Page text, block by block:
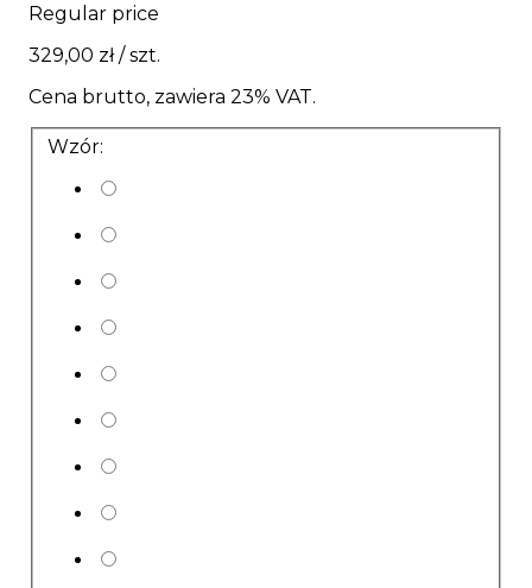
Regular price
329,00 zł/ szt.
Cena brutto, zawiera 23% VAT.
Wzór: